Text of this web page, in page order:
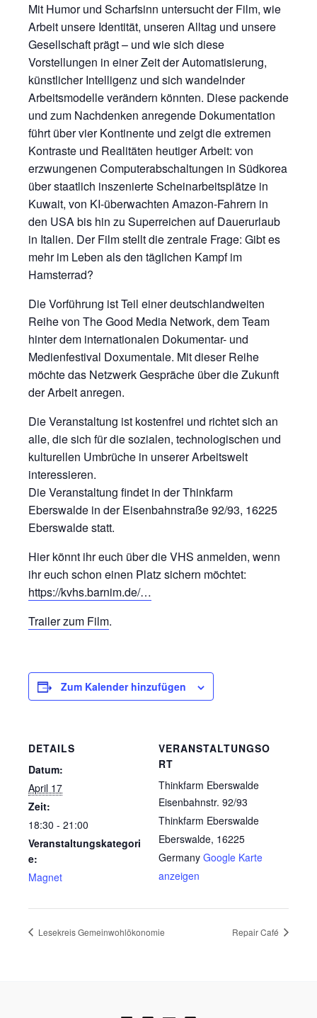
Mit Humor und Scharfsinn untersucht der Film, wie
Arbeit unsere Identität, unseren Alltag und unsere
Gesellschaft prägt – und wie sich diese
Vorstellungen in einer Zeit der Automatisierung,
künstlicher Intelligenz und sich wandelnder
Arbeitsmodelle verändern könnten. Diese packende
und zum Nachdenken anregende Dokumentation
führt über vier Kontinente und zeigt die extremen
Kontraste und Realitäten heutiger Arbeit: von
erzwungenen Computerabschaltungen in Südkorea
über staatlich inszenierte Scheinarbeitsplätze in
Kuwait, von KI-überwachten Amazon-Fahrern in
den USA bis hin zu Superreichen auf Dauerurlaub
in Italien. Der Film stellt die zentrale Frage: Gibt es
mehr im Leben als den täglichen Kampf im
Hamsterrad?
Die Vorführung ist Teil einer deutschlandweiten
Reihe von The Good Media Network, dem Team
hinter dem internationalen Dokumentar- und
Medienfestival Doxumentale. Mit dieser Reihe
möchte das Netzwerk Gespräche über die Zukunft
der Arbeit anregen.
Die Veranstaltung ist kostenfrei und richtet sich an
alle, die sich für die sozialen, technologischen und
kulturellen Umbrüche in unserer Arbeitswelt
interessieren.
Die Veranstaltung findet in der Thinkfarm
Eberswalde in der Eisenbahnstraße 92/93, 16225
Eberswalde statt.
Hier könnt ihr euch über die VHS anmelden, wenn
ihr euch schon einen Platz sichern möchtet:
https://kvhs.barnim.de/…
Trailer zum Film.
Zum Kalender hinzufügen
DETAILS
Datum:
April 17
Zeit:
18:30 - 21:00
Veranstaltungskategori
e:
Magnet
VERANSTALTUNGSO
RT
Thinkfarm Eberswalde
Eisenbahnstr. 92/93
Thinkfarm Eberswalde
Eberswalde, 16225
Germany Google Karte
anzeigen
Lesekreis Gemeinwohlökonomie Repair Café